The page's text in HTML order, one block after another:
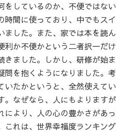
をしているのか、不便ではな
時間に使っており、中でもス
ました。また、家では本を読
利か不便かという二者択一だ
きました。しかし、研修が始
を抱くようになりました。
いたかというと、全然使えて
。なぜなら、人にもよります
により、人の心の豊かさがあ
れは、世界幸福度ランキン